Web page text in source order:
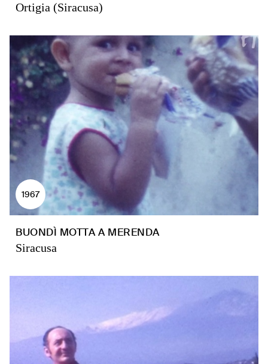
Ortigia (Siracusa)
1967
BUONDÌ MOTTA A MERENDA
Siracusa